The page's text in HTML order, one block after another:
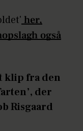
her,
også
klip fra den
der
Risgaard